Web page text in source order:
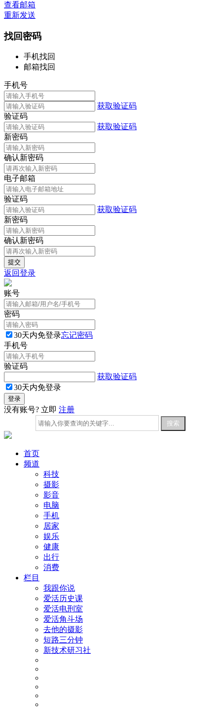
查看邮箱
重新发送
找回密码
手机找回
邮箱找回
手机号
获取验证码
验证码
获取验证码
新密码
确认新密码
电子邮箱
验证码
获取验证码
新密码
确认新密码
返回登录
账号
密码
30天内免登录忘记密码
手机号
验证码
获取验证码
30天内免登录
没有账号? 立即 注册
首页
频道
科技
摄影
影音
电脑
手机
居家
娱乐
健康
出行
消费
栏目
我跟你说
爱活历史课
爱活电刑室
爱活角斗场
去他的摄影
短路三分钟
新技术研习社